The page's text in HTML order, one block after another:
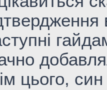
цього,